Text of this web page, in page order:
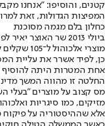
קטנים, והוסיפו: "אנחנו
המפיצות הגדולות, זאת
כחלון בלם מגמה מסוכנת
ביולי 2013 שר
כן, לפיד אשרר את עליית
אחת המטרות היתה להוסיף 200 מיליון שקלים לתקציב המדינה.
מס קצוב על מוצרים "בעלי
מזיקים, כמו סיגריות
אלא שההיסטוריה על פיקוח